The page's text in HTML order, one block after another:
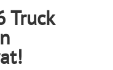
Truck